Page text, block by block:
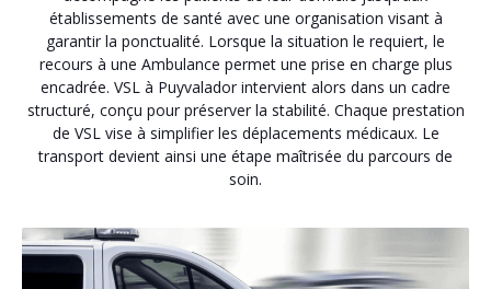
établissements de santé avec une organisation visant à
garantir la ponctualité. Lorsque la situation le requiert, le
recours à une Ambulance permet une prise en charge plus
encadrée. VSL à Puyvalador intervient alors dans un cadre
structuré, conçu pour préserver la stabilité. Chaque prestation
de VSL vise à simplifier les déplacements médicaux. Le
transport devient ainsi une étape maîtrisée du parcours de
soin.